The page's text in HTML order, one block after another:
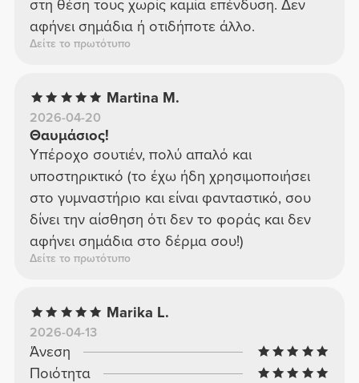
στη θέση τους χωρίς καμία επένδυση. Δεν
αφήνει σημάδια ή οτιδήποτε άλλο.
Δείτε το πρωτότυπο
Martina M.
2026-04-20
Θαυμάσιος!
Υπέροχο σουτιέν, πολύ απαλό και
υποστηρικτικό (το έχω ήδη χρησιμοποιήσει
στο γυμναστήριο και είναι φανταστικό, σου
δίνει την αίσθηση ότι δεν το φοράς και δεν
αφήνει σημάδια στο δέρμα σου!)
Δείτε το πρωτότυπο
Marika L.
2026-04-13
Άνεση
Ποιότητα